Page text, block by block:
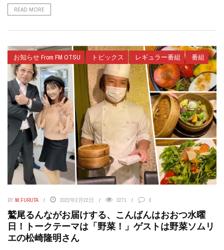
READ MORE
お知らせ From FM OTSU トピックス レギュラー番組 番組
BY M.FURUTA 2022年2月22日 3271 0
鷲尾るんながお届けする、こんばんはおおつ水曜
日！トークテーマは「野菜！」ゲストは野菜ソムリ
エの松崎隆明さん